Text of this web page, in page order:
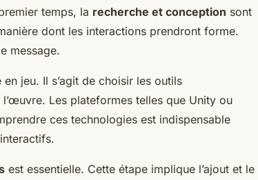
temps, la recherche et conception sont
dont les interactions prendront forme.
message.
en jeu. Il s’agit de choisir les outils
Les plateformes telles que Unity ou
ces technologies est indispensable
est essentielle. Cette étape implique l’ajout et le